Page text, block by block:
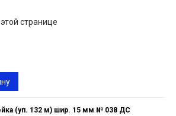
странице
(уп. 132 м) шир. 15 мм № 038 ДС